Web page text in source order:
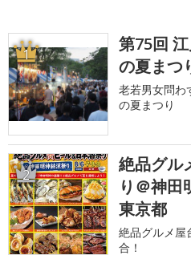
1
第75回
の夏まつ
老若男女問わ
の夏まつり
2
絶品グル
り＠神田
東京都
絶品グルメ屋
合！